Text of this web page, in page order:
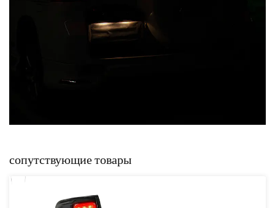
сопутствующие товары